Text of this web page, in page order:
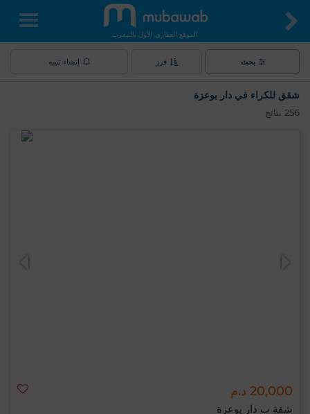
الموقع العقاري الأول بالمغرب
بحث فرز إنشاء تنبيه
شقق للكراء في دار بوعزة
256 نتائج
20,000 د.م
شقة ب دار بوعزة